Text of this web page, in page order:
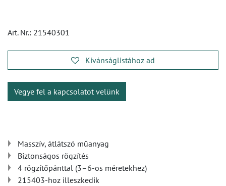
Art. Nr.: 21540301
Kívánságlistához ad
Vegye fel a kapcsolatot velünk
Masszív, átlátszó műanyag
Biztonságos rögzítés
4 rögzítőpánttal (3–6-os méretekhez)
215403-hoz illeszkedik